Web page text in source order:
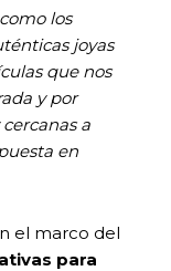
los
joyas
que nos
y por
a
en
el marco del
para